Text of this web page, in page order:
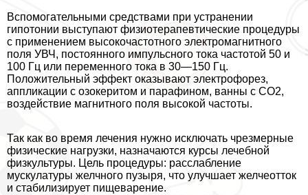
Вспомогательными средствами при устранении
гипотонии выступают физиотерапевтические процедуры
с применением высокочастотного электромагнитного
поля УВЧ, постоянного импульсного тока частотой 50 и
100 Гц или переменного тока в 30—150 Гц.
Положительный эффект оказывают электрофорез,
аппликации с озокеритом и парафином, ванны с СО2,
воздействие магнитного поля высокой частоты.
Так как во время лечения нужно исключать чрезмерные
физические нагрузки, назначаются курсы лечебной
физкультуры. Цель процедуры: расслабление
мускулатуры желчного пузыря, что улучшает желчеотток
и стабилизирует пищеварение.